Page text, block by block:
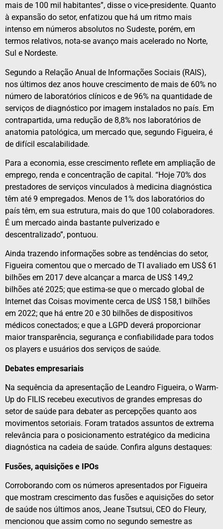
mais de 100 mil habitantes”, disse o vice-presidente. Quanto
à expansão do setor, enfatizou que há um ritmo mais
intenso em números absolutos no Sudeste, porém, em
termos relativos, nota-se avanço mais acelerado no Norte,
Sul e Nordeste.
Segundo a Relação Anual de Informações Sociais (RAIS),
nos últimos dez anos houve crescimento de mais de 60% no
número de laboratórios clínicos e de 96% na quantidade de
serviços de diagnóstico por imagem instalados no país. Em
contrapartida, uma redução de 8,8% nos laboratórios de
anatomia patológica, um mercado que, segundo Figueira, é
de difícil escalabilidade.
Para a economia, esse crescimento reflete em ampliação de
emprego, renda e concentração de capital. “Hoje 70% dos
prestadores de serviços vinculados à medicina diagnóstica
têm até 9 empregados. Menos de 1% dos laboratórios do
país têm, em sua estrutura, mais do que 100 colaboradores.
É um mercado ainda bastante pulverizado e
descentralizado”, pontuou.
Ainda trazendo informações sobre as tendências do setor,
Figueira comentou que o mercado de TI avaliado em US$ 61
bilhões em 2017 deve alcançar a marca de US$ 149,2
bilhões até 2025; que estima-se que o mercado global de
Internet das Coisas movimente cerca de US$ 158,1 bilhões
em 2022; que há entre 20 e 30 bilhões de dispositivos
médicos conectados; e que a LGPD deverá proporcionar
maior transparência, segurança e confiabilidade para todos
os players e usuários dos serviços de saúde.
Debates empresariais
Na sequência da apresentação de Leandro Figueira, o Warm-
Up do FILIS recebeu executivos de grandes empresas do
setor de saúde para debater as percepções quanto aos
movimentos setoriais. Foram tratados assuntos de extrema
relevância para o posicionamento estratégico da medicina
diagnóstica na cadeia de saúde. Confira alguns destaques:
Fusões, aquisições e IPOs
Corroborando com os números apresentados por Figueira
que mostram crescimento das fusões e aquisições do setor
de saúde nos últimos anos, Jeane Tsutsui, CEO do Fleury,
mencionou que assim como no segundo semestre as